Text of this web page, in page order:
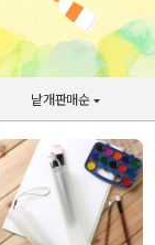
낱개판매순